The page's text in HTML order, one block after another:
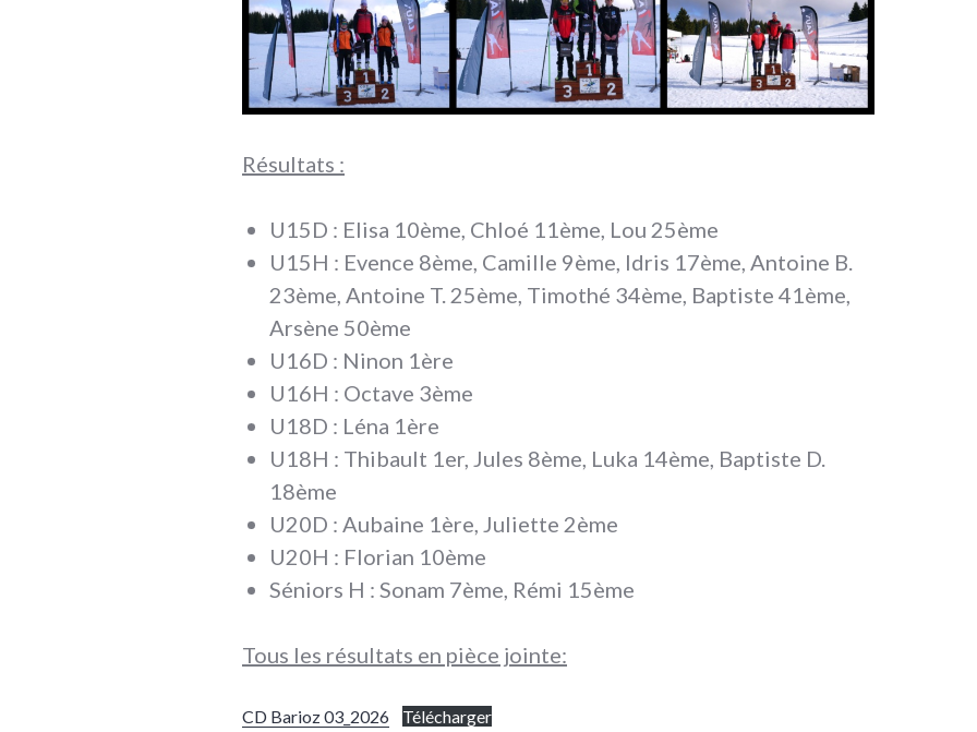
Résultats :
U15D : Elisa 10ème, Chloé 11ème, Lou 25ème
U15H : Evence 8ème, Camille 9ème, Idris 17ème, Antoine B.
23ème, Antoine T. 25ème, Timothé 34ème, Baptiste 41ème,
Arsène 50ème
U16D : Ninon 1ère
U16H : Octave 3ème
U18D : Léna 1ère
U18H : Thibault 1er, Jules 8ème, Luka 14ème, Baptiste D.
18ème
U20D : Aubaine 1ère, Juliette 2ème
U20H : Florian 10ème
Séniors H : Sonam 7ème, Rémi 15ème
Tous les résultats en pièce jointe:
CD Barioz 03_2026 Télécharger